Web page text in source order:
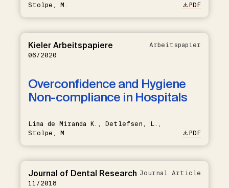
Stolpe, M. PDF
Kieler Arbeitspapiere
06/2020
Arbeitspapier
Overconfidence and Hygiene
Non-compliance in Hospitals
Lima de Miranda K., Detlefsen, L.,
Stolpe, M.
PDF
Journal of Dental Research
11/2018
Journal Article